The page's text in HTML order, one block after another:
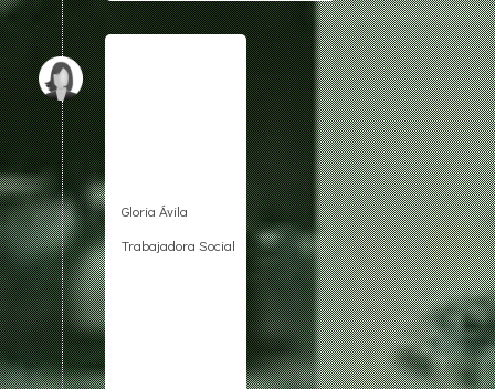
Gloria Ávila
Trabajadora Social